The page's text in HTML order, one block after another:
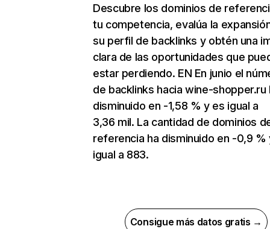
Descubre los dominios de
tu competencia, evalúa la
su perfil de backlinks y obtén una
clara de las oportunidades que
estar perdiendo. EN En junio el
de backlinks hacia wine-shopper.ru
disminuido en -1,58 % y es igual a
3,36 mil. La cantidad de dominios
referencia ha disminuido en -0,9 %
igual a 883.
Consigue más datos gratis →